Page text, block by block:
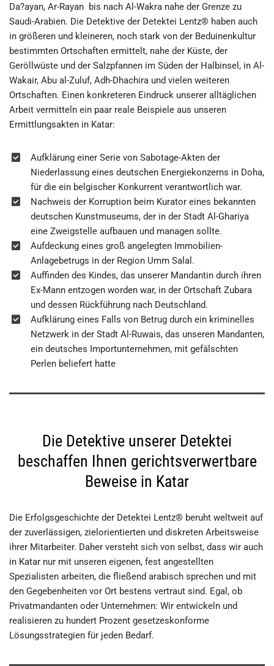
Da?ayan, Ar-Rayan bis nach Al-Wakra nahe der Grenze zu
Saudi-Arabien. Die Detektive der Detektei Lentz® haben auch
in größeren und kleineren, noch stark von der Beduinenkultur
bestimmten Ortschaften ermittelt, nahe der Küste, der
Geröllwüste und der Salzpfannen im Süden der Halbinsel, in Al-
Wakair, Abu al-Zuluf, Adh-Dhachira und vielen weiteren
Ortschaften. Einen konkreteren Eindruck unserer alltäglichen
Arbeit vermitteln ein paar reale Beispiele aus unseren
Ermittlungsakten in Katar:
Aufklärung einer Serie von Sabotage-Akten der
Niederlassung eines deutschen Energiekonzerns in Doha,
für die ein belgischer Konkurrent verantwortlich war.
Nachweis der Korruption beim Kurator eines bekannten
deutschen Kunstmuseums, der in der Stadt Al-Ghariya
eine Zweigstelle aufbauen und managen sollte.
Aufdeckung eines groß angelegten Immobilien-
Anlagebetrugs in der Region Umm Salal.
Auffinden des Kindes, das unserer Mandantin durch ihren
Ex-Mann entzogen worden war, in der Ortschaft Zubara
und dessen Rückführung nach Deutschland.
Aufklärung eines Falls von Betrug durch ein kriminelles
Netzwerk in der Stadt Al-Ruwais, das unseren Mandanten,
ein deutsches Importunternehmen, mit gefälschten
Perlen beliefert hatte
Die Detektive unserer Detektei
beschaffen Ihnen gerichtsverwertbare
Beweise in Katar
Die Erfolgsgeschichte der Detektei Lentz® beruht weltweit auf
der zuverlässigen, zielorientierten und diskreten Arbeitsweise
ihrer Mitarbeiter. Daher versteht sich von selbst, dass wir auch
in Katar nur mit unseren eigenen, fest angestellten
Spezialisten arbeiten, die fließend arabisch sprechen und mit
den Gegebenheiten vor Ort bestens vertraut sind. Egal, ob
Privatmandanten oder Unternehmen: Wir entwickeln und
realisieren zu hundert Prozent gesetzeskonforme
Lösungsstrategien für jeden Bedarf.